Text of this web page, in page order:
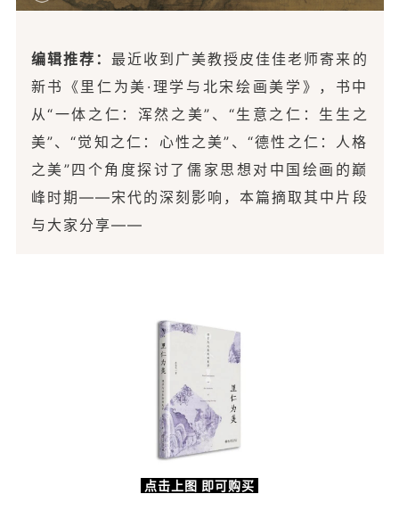
编辑推荐： 最近收到广美教授皮佳佳老师寄来的
新书《里仁为美·理学与北宋绘画美学》，书中
从“一体之仁：浑然之美”、“生意之仁：生生之
美”、“觉知之仁：心性之美”、“德性之仁：人格
之美”四个角度探讨了儒家思想对中国绘画的巅
峰时期——宋代的深刻影响，本篇摘取其中片段
与大家分享——
点击上图 即可购买